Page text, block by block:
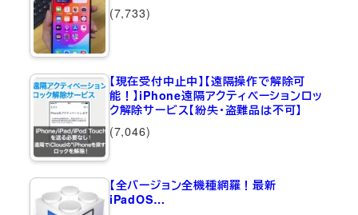
(7,733)
【現在受付中止中】【遠隔操作で解除可
能！】iPhone遠隔アクティベーションロッ
ク解除サービス【紛失・盗難品は不可】
(7,046)
【全バージョン全機種網羅！最新
iPadOS…